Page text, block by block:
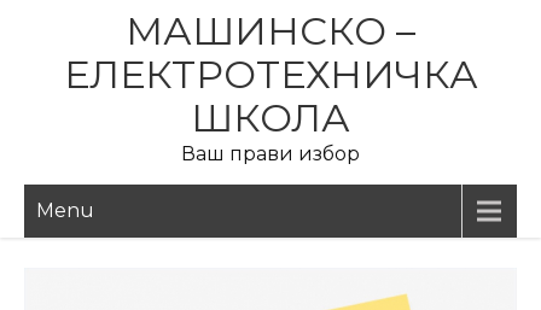
content
МАШИНСКО –
ЕЛЕКТРОТЕХНИЧКА
ШКОЛА
Ваш прави избор
Menu